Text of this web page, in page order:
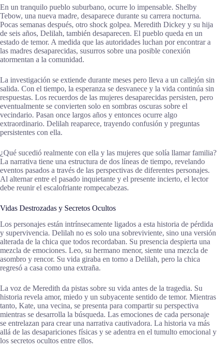
En un tranquilo pueblo suburbano, ocurre lo impensable. Shelby
Tebow, una nueva madre, desaparece durante su carrera nocturna.
Pocas semanas después, otro shock golpea. Meredith Dickey y su hija
de seis años, Delilah, también desaparecen. El pueblo queda en un
estado de temor. A medida que las autoridades luchan por encontrar a
las madres desaparecidas, susurros sobre una posible conexión
atormentan a la comunidad.
La investigación se extiende durante meses pero lleva a un callejón sin
salida. Con el tiempo, la esperanza se desvanece y la vida continúa sin
respuestas. Los recuerdos de las mujeres desaparecidas persisten, pero
eventualmente se convierten solo en sombras oscuras sobre el
vecindario. Pasan once largos años y entonces ocurre algo
extraordinario. Delilah reaparece, trayendo confusión y preguntas
persistentes con ella.
¿Qué sucedió realmente con ella y las mujeres que solía llamar familia?
La narrativa tiene una estructura de dos líneas de tiempo, revelando
eventos pasados a través de las perspectivas de diferentes personajes.
Al alternar entre el pasado inquietante y el presente incierto, el lector
debe reunir el escalofriante rompecabezas.
Vidas Destrozadas y Secretos Ocultos
Los personajes están intrínsecamente ligados a esta historia de pérdida
y supervivencia. Delilah no es solo una sobreviviente, sino una versión
alterada de la chica que todos recordaban. Su presencia despierta una
mezcla de emociones. Leo, su hermano menor, siente una mezcla de
asombro y rencor. Su vida giraba en torno a Delilah, pero la chica
regresó a casa como una extraña.
La voz de Meredith da pistas sobre su vida antes de la tragedia. Su
historia revela amor, miedo y un subyacente sentido de temor. Mientras
tanto, Kate, una vecina, se presenta para compartir su perspectiva
mientras se desarrolla la búsqueda. Las emociones de cada personaje
se entrelazan para crear una narrativa cautivadora. La historia va más
allá de las desapariciones físicas y se adentra en el tumulto emocional y
los secretos ocultos entre ellos.